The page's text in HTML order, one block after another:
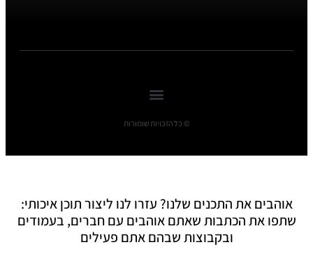
© כל הזכויות שומורות
אוהבים את התכנים שלנו? עזרו לנו ליצור תוכן איכותי:
שתפו את הכתבות שאתם אוהבים עם חברים, בעמודים
ובקבוצות שבהם אתם פעילים